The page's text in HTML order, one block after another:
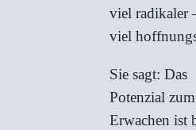
viel radikaler
viel
Sie sagt: Das
Potenzial zum
Erwachen ist